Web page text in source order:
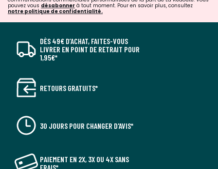
pouvez vous désabonner à tout moment. Pour en savoir plus, consultez
notre politique de confidentialité.
DÈS 49€ D’ACHAT, FAITES-VOUS
LIVRER EN POINT DE RETRAIT POUR
1,95€*
RETOURS GRATUITS*
30 JOURS POUR CHANGER D'AVIS*
PAIEMENT EN 2X, 3X OU 4X SANS